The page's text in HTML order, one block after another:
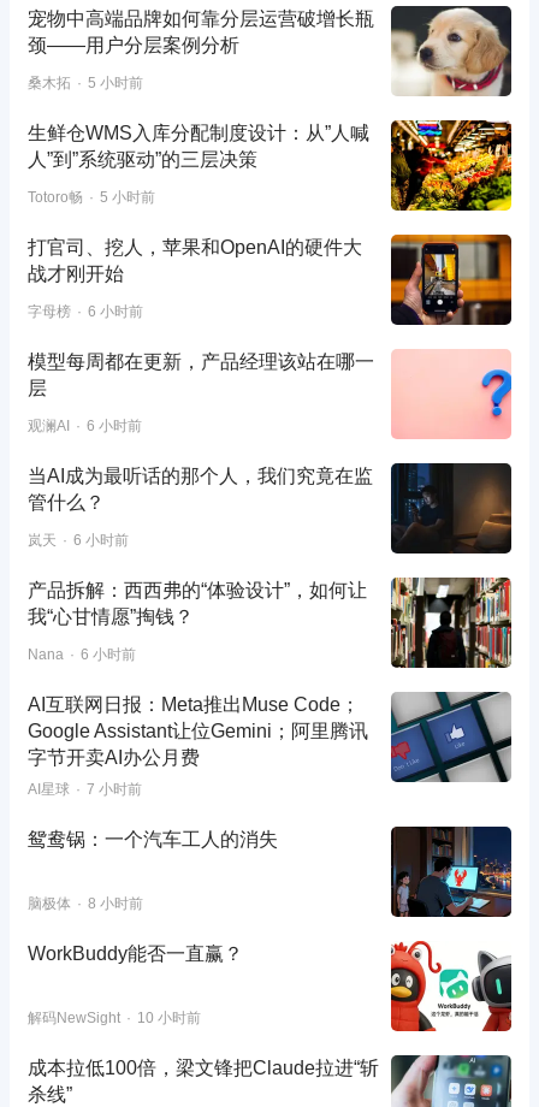
宠物中高端品牌如何靠分层运营破增长瓶
颈——用户分层案例分析
桑木拓 5 小时前
生鲜仓WMS入库分配制度设计：从”人喊
人”到”系统驱动”的三层决策
Totoro畅 5 小时前
打官司、挖人，苹果和OpenAI的硬件大
战才刚开始
字母榜 6 小时前
模型每周都在更新，产品经理该站在哪一
层
观澜AI 6 小时前
当AI成为最听话的那个人，我们究竟在监
管什么？
岚天 6 小时前
产品拆解：西西弗的“体验设计”，如何让
我“心甘情愿”掏钱？
Nana 6 小时前
AI互联网日报：Meta推出Muse Code；
Google Assistant让位Gemini；阿里腾讯
字节开卖AI办公月费
AI星球 7 小时前
鸳鸯锅：一个汽车工人的消失
脑极体 8 小时前
WorkBuddy能否一直赢？
解码NewSight 10 小时前
成本拉低100倍，梁文锋把Claude拉进“斩
杀线”